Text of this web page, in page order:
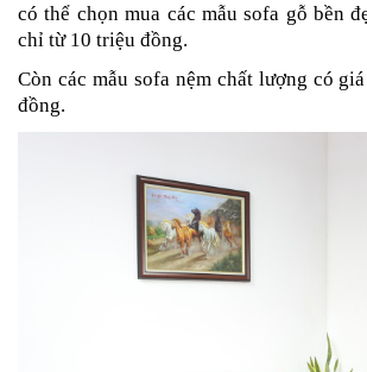
có thể chọn mua các mẫu sofa gỗ bền
chỉ từ 10 triệu đồng.
Còn các mẫu sofa nệm chất lượng có
đồng.